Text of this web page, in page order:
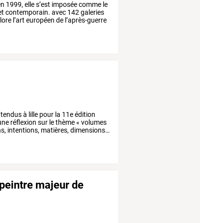
1999,elles’est imposéecomme le
contemporain. avec 142galeries
l’art européen de l’après-guerre
à lille pour la 11eédition
réflexion sur lethème« volumes
intentions, matières,dimensions…
majeur de